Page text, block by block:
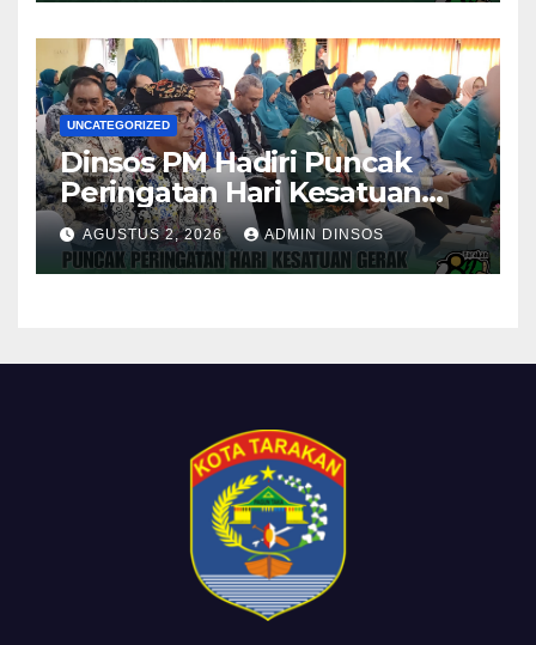
UNCATEGORIZED
Dinsos PM Hadiri Puncak
Peringatan Hari Kesatuan
Gerak PKK ke-54 Tingkat
Kota Tarakan
AGUSTUS 2, 2026 ADMIN DINSOS